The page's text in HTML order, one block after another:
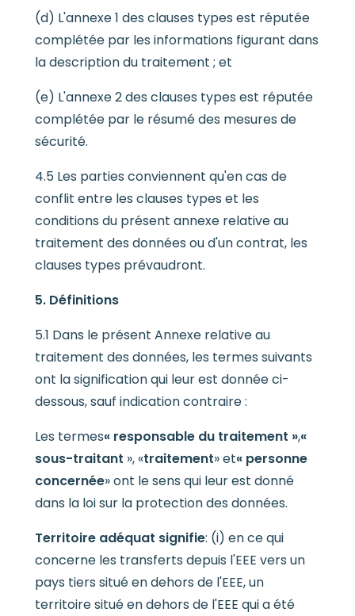
(d) L'annexe 1 des clauses types est réputée
complétée par les informations figurant dans
la description du traitement ; et
(e) L'annexe 2 des clauses types est réputée
complétée par le résumé des mesures de
sécurité.
4.5 Les parties conviennent qu'en cas de
conflit entre les clauses types et les
conditions du présent annexe relative au
traitement des données ou d'un contrat, les
clauses types prévaudront.
5. Définitions
5.1 Dans le présent Annexe relative au
traitement des données, les termes suivants
ont la signification qui leur est donnée ci-
dessous, sauf indication contraire :
Les termes« responsable du traitement »,«
sous-traitant », «traitement» et« personne
concernée» ont le sens qui leur est donné
dans la loi sur la protection des données.
Territoire adéquat signifie: (i) en ce qui
concerne les transferts depuis l'EEE vers un
pays tiers situé en dehors de l'EEE, un
territoire situé en dehors de l'EEE qui a été